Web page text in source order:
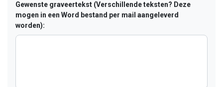
Gewenste graveertekst (Verschillende teksten? Deze
mogen in een Word bestand per mail aangeleverd
worden):